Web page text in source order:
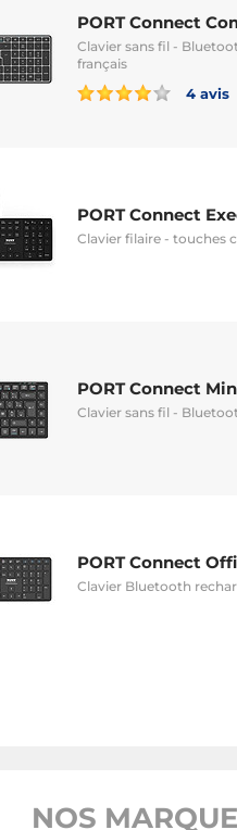
PORT Connect
Clavier sans fil -
français
4 avis
PORT Connect
Clavier filaire - touches
PORT Connect
Clavier sans fil -
PORT Connect
Clavier Bluetooth
NOS